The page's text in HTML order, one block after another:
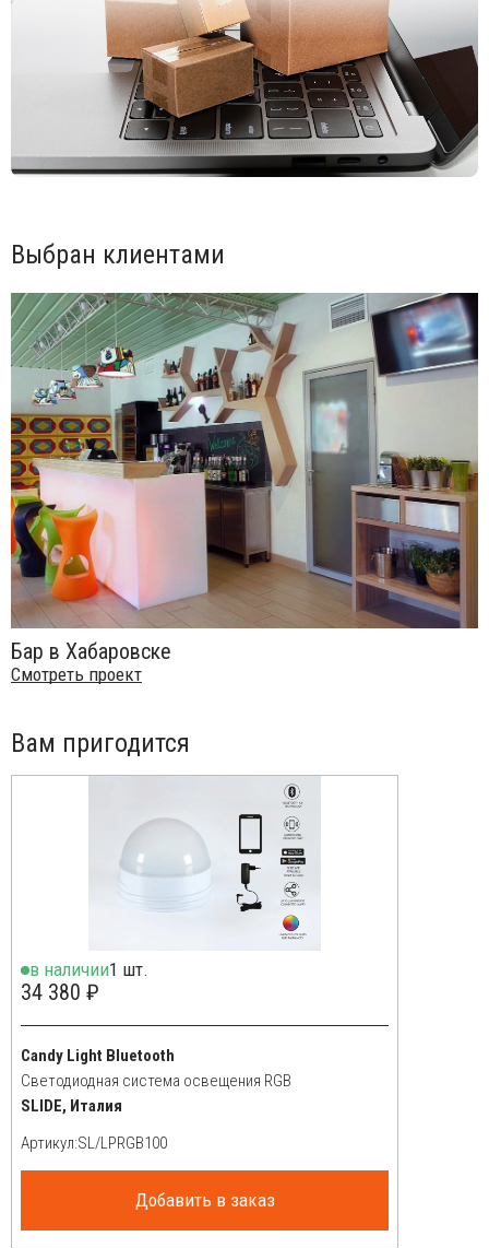
Модель совместима с подсветкой Candy Light (проводка
с пластиковым основанием диаметром 100 мм для
установки такого освещения), которая работает до 25
часов, а для полной зарядки ей необходимо 6 часов.
Работа от сети.
Длина кабеля: 3 м.
Степень защиты: IP 55 - защита от проникновения пыли и
водяных струй.
Переработка и утилизация электронных отходов (WEEE).
нормально воспламеняющихся поверхностях.
Использование кашпо:
Заполните кашпо на 1/3 в высоту разреженной глиной,
чтобы не перегружать структуру горшка и не допускать
дренаж воды.
Для лучшего дренажа рекомендуется поместить
дренажную ткань с разреженной глиной и почвой.
Все кашпо SLIDE оснащены системой водоотведения.
Светящиеся кашпо оснащены внутренней дренажной
трубкой, которая защищает систему освещения от
контакта с жидкостями.
Примечание: всегда удаляйте пылезащитный колпачок со
стороны для слива воды.
Посмотреть технические характеристики
Цена на сайте указана за модель с подсветкой. Для
данного изделия обращайтесь к нашим менеджерам!
Выбран клиентами
Бар в Хабаровске
Смотреть проект
Вам пригодится
в наличии1 шт.
34 380 ₽
Candy Light Bluetooth
Светодиодная система освещения RGB
SLIDE, Италия
Артикул:
Добавить в заказ